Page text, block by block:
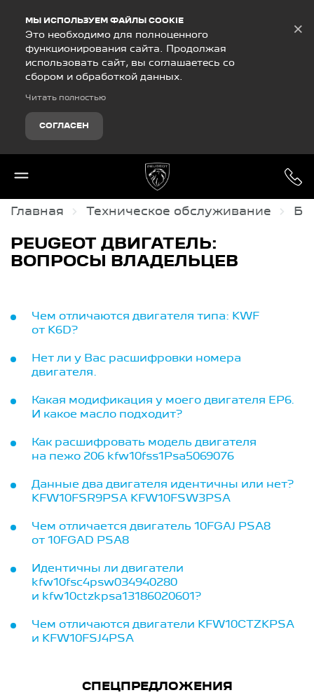
МЫ ИСПОЛЬЗУЕМ ФАЙЛЫ COOKIE
Это необходимо для полноценного
функционирования сайта. Продолжая
использовать сайт, вы соглашаетесь со
сбором и обработкой данных.
Читать полностью
СОГЛАСЕН
×
Главная Техническое обслуживание
PEUGEOT ДВИГАТЕЛЬ:
ВОПРОСЫ ВЛАДЕЛЬЦЕВ
Чем отличаются двигателя типа: KWF
от K6D?
Нет ли у Вас расшифровки номера
двигателя.
Какая модификация у моего двигателя ЕР6.
И какое масло подходит?
Как расшифровать модель двигателя
на пежо 206 kfw10fss1Psa5069076
Данные два двигателя идентичны или нет?
KFW10FSR9PSA KFW10FSW3PSA
Чем отличается двигатель 10FGAJ PSA8
от 10FGAD PSA8
Идентичны ли двигатели
kfw10fsc4psw034940280
и kfw10ctzkpsa13186020601?
Чем отличаются двигатели KFW10CTZKPSA
и KFW10FSJ4PSA
СПЕЦПРЕДЛОЖЕНИЯ